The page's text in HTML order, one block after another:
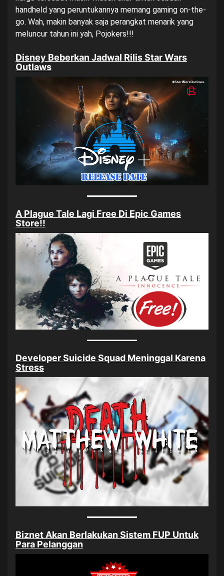
handheld yang peruntukannya memang gaming on-the-
go. Wah, makin banyak saja perangkat menarik yang
meluncur tahun ini yah, Pojokers!!!
Disney Beberkan Jadwal Rilis Star Wars
Outlaws
A Plague Tale Lagi Free Di Epic Games
Store!!
Developer Suicide Squad Meninggal Karena
Stress
Biznet Akan Berlakukan Sistem FUP Untuk
Para Pelanggan